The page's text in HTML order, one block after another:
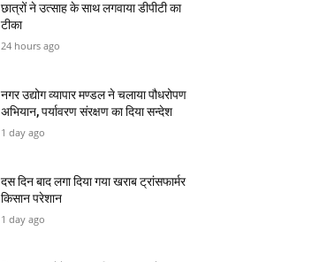
छात्रों ने उत्साह के साथ लगवाया डीपीटी का
टीका
24 hours ago
नगर उद्योग व्यापार मण्डल ने चलाया पौधरोपण
अभियान, पर्यावरण संरक्षण का दिया सन्देश
1 day ago
दस दिन बाद लगा दिया गया खराब ट्रांसफार्मर
किसान परेशान
1 day ago